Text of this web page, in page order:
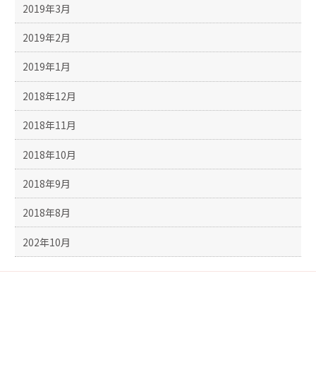
2019年3月
2019年2月
2019年1月
2018年12月
2018年11月
2018年10月
2018年9月
2018年8月
202年10月